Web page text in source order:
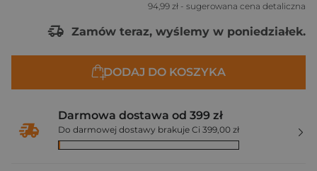
94,99 zł - sugerowana cena detaliczna
Zamów teraz, wyślemy w poniedziałek.
DODAJ DO KOSZYKA
Darmowa dostawa od 399 zł
Do darmowej dostawy brakuje Ci 399,00 zł